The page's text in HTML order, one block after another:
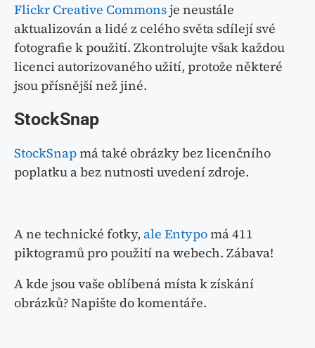
Flickr Creative Commonsje neustále
aktualizován a lidé z celého světa sdílejí své
fotografie k použití. Zkontrolujte však každou
licenci autorizovaného užití, protože některé
jsou přísnější než jiné.
StockSnap
StockSnapmá také obrázky bez licenčního
poplatku a bez nutnosti uvedení zdroje.
A ne technické fotky, ale Entypomá 411
piktogramů pro použití na webech. Zábava!
A kde jsou vaše oblíbená místa k získání
obrázků? Napište do komentáře.